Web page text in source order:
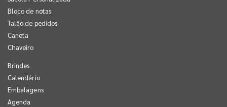
Bloco de notas
Talão de pedidos
Caneta
Chaveiro
Brindes
Calendário
Embalagens
Agenda